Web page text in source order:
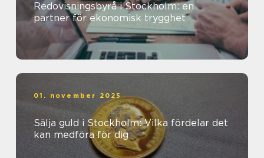
Redovisningsbyrå i Stockholm: en
partner för ekonomisk trygghet
01. november 2025
Sälja guld i Stockholm: Vilka fördelar det
kan medföra för dig